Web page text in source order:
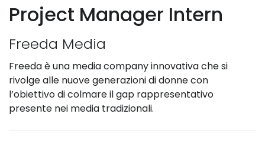
Project Manager Intern
Freeda Media
Freeda è una media company innovativa che si
rivolge alle nuove generazioni di donne con
l’obiettivo di colmare il gap rappresentativo
presente nei media tradizionali.